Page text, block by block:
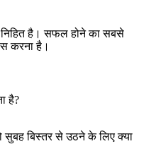
निहित है। सफल होने का सबसे
करना है।
है?
सुबह बिस्तर से उठने के लिए क्या